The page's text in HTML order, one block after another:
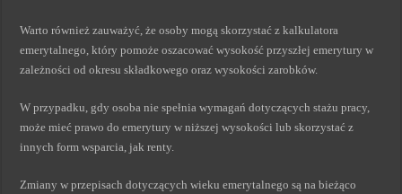
Warto również zauważyć, że osoby mogą skorzystać z kalkulatora
emerytalnego, który pomoże oszacować wysokość przyszłej emerytury w
zależności od okresu składkowego oraz wysokości zarobków.
W przypadku, gdy osoba nie spełnia wymagań dotyczących stażu pracy,
może mieć prawo do emerytury w niższej wysokości lub skorzystać z
innych form wsparcia, jak renty.
Zmiany w przepisach dotyczących wieku emerytalnego są na bieżąco